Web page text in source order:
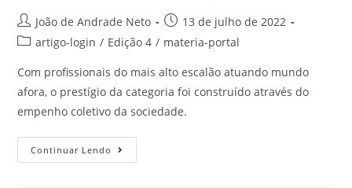
João de Andrade Neto
13 de julho de 2022
artigo-login / Edição 4 / materia-portal
Com profissionais do mais alto escalão atuando mundo
afora, o prestígio da categoria foi construído através do
empenho coletivo da sociedade.
Continuar Lendo